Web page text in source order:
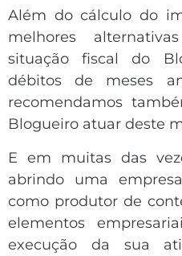
Além do cálculo do
melhores
situação fiscal do
débitos de meses
recomendamos
Blogueiro atuar deste
E em muitas das
abrindo uma
como produtor de
elementos
execução da sua